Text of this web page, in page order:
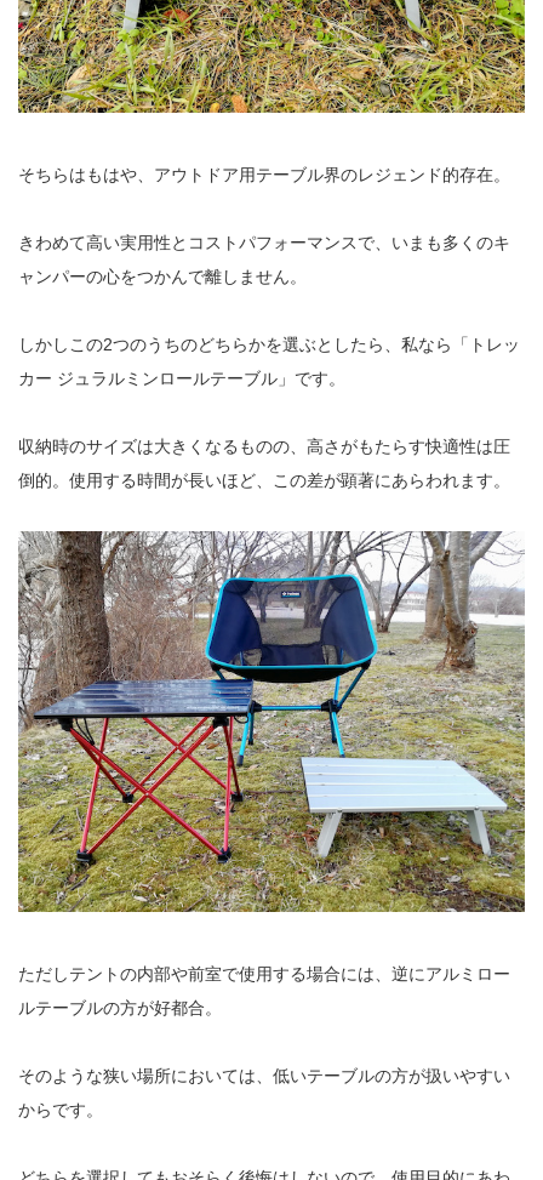
そちらはもはや、アウトドア用テーブル界のレジェンド的存在。
きわめて高い実用性とコストパフォーマンスで、いまも多くのキ
ャンパーの心をつかんで離しません。
しかしこの2つのうちのどちらかを選ぶとしたら、私なら「トレッ
カー ジュラルミンロールテーブル」です。
収納時のサイズは大きくなるものの、高さがもたらす快適性は圧
倒的。使用する時間が長いほど、この差が顕著にあらわれます。
ただしテントの内部や前室で使用する場合には、逆にアルミロー
ルテーブルの方が好都合。
そのような狭い場所においては、低いテーブルの方が扱いやすい
からです。